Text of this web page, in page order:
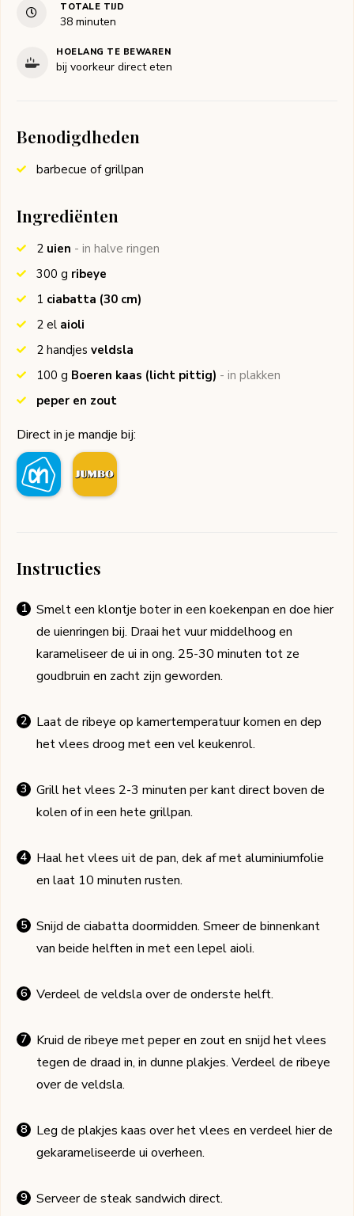
TOTALE TIJD
38minuten
minuten
HOELANG TE BEWAREN
bij voorkeur direct eten
Benodigdheden
barbecue of grillpan
Ingrediënten
2 uien - in halve ringen
300 g ribeye
1 ciabatta (30 cm)
2 el aioli
2 handjes veldsla
100 g Boeren kaas (licht pittig) - in plakken
peper en zout
Direct in je mandje bij:
Instructies
Smelt een klontje boter in een koekenpan en doe hier
de uienringen bij. Draai het vuur middelhoog en
karameliseer de ui in ong. 25-30 minuten tot ze
goudbruin en zacht zijn geworden.
Laat de ribeye op kamertemperatuur komen en dep
het vlees droog met een vel keukenrol.
Grill het vlees 2-3 minuten per kant direct boven de
kolen of in een hete grillpan.
Haal het vlees uit de pan, dek af met aluminiumfolie
en laat 10 minuten rusten.
Snijd de ciabatta doormidden. Smeer de binnenkant
van beide helften in met een lepel aioli.
Verdeel de veldsla over de onderste helft.
Kruid de ribeye met peper en zout en snijd het vlees
tegen de draad in, in dunne plakjes. Verdeel de ribeye
over de veldsla.
Leg de plakjes kaas over het vlees en verdeel hier de
gekarameliseerde ui overheen.
Serveer de steak sandwich direct.